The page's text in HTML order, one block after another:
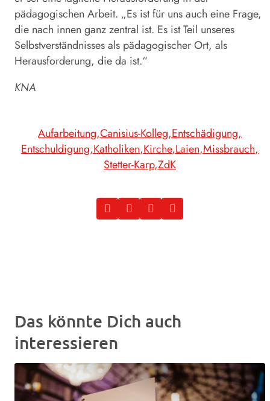
pädagogischen Arbeit. „Es ist für uns auch eine Frage,
die nach innen ganz zentral ist. Es ist Teil unseres
Selbstverständnisses als pädagogischer Ort, als
Herausforderung, die da ist.“
KNA
Aufarbeitung Canisius-Kolleg Entschädigung
Entschuldigung Katholiken Kirche Laien Missbrauch
Stetter-Karp ZdK
Das könnte Dich auch
interessieren